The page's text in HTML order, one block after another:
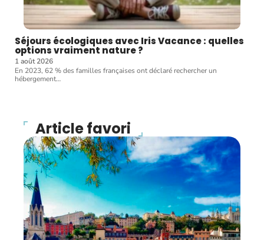
Séjours écologiques avec Iris Vacance : quelles
options vraiment nature ?
1 août 2026
En 2023, 62 % des familles françaises ont déclaré rechercher un
hébergement…
Article favori